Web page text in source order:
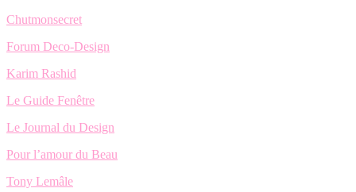
Chutmonsecret
Forum Deco-Design
Karim Rashid
Le Guide Fenêtre
Le Journal du Design
Pour l’amour du Beau
Tony Lemâle